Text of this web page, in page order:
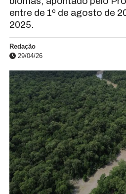
entre de 1º de agosto de
2025.
Redação
29/04/26